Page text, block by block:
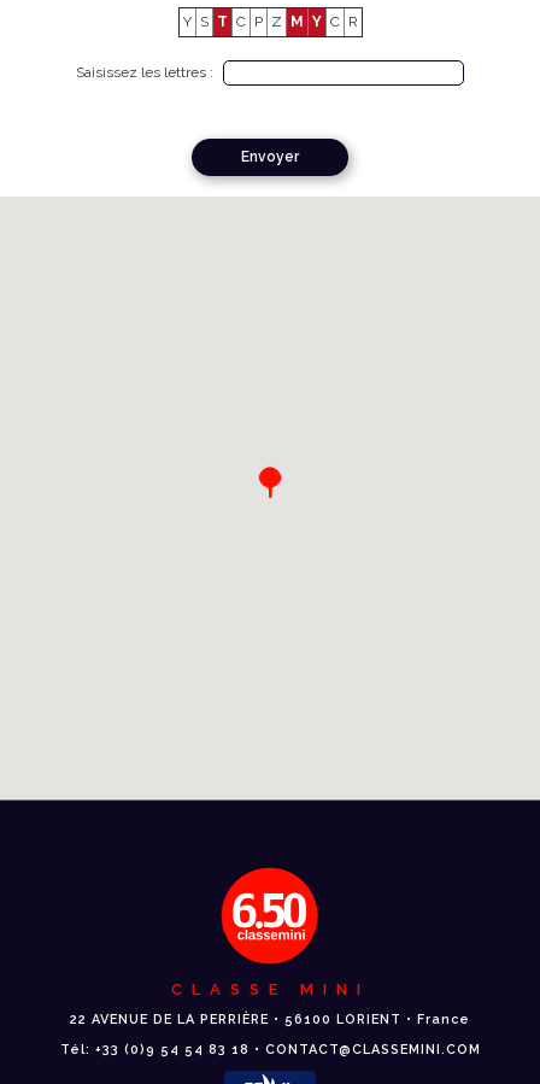
Y S T C P Z M Y C R
Saisissez les lettres :
CLASSE MINI
22 AVENUE DE LA PERRIÈRE • 56100 LORIENT • France
Tél: +33 (0)9 54 54 83 18 • CONTACT@CLASSEMINI.COM